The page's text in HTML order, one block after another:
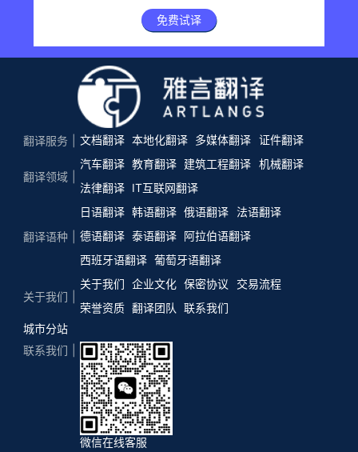
免费试译
翻译服务 文档翻译 本地化翻译 多媒体翻译 证件翻译
翻译领域
汽车翻译 教育翻译 建筑工程翻译 机械翻译
法律翻译
IT互联网翻译
翻译语种
日语翻译 韩语翻译 俄语翻译
法语翻译
德语翻译 泰语翻译 阿拉伯语翻译
西班牙语翻译 葡萄牙语翻译
关于我们
关于我们 企业文化 保密协议
交易流程
荣誉资质 翻译团队
联系我们
城市分站
联系我们
微信在线客服